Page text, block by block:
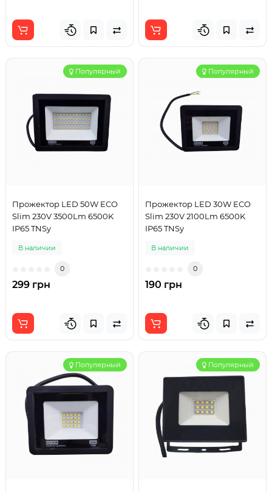
Популярный
Прожектор LED 50W ECO
Slim 230V 3500Lm 6500K
IP65 TNSy
В наличии
0
299 грн
Популярный
Прожектор LED 30W ECO
Slim 230V 2100Lm 6500K
IP65 TNSy
В наличии
0
190 грн
Популярный Популярный